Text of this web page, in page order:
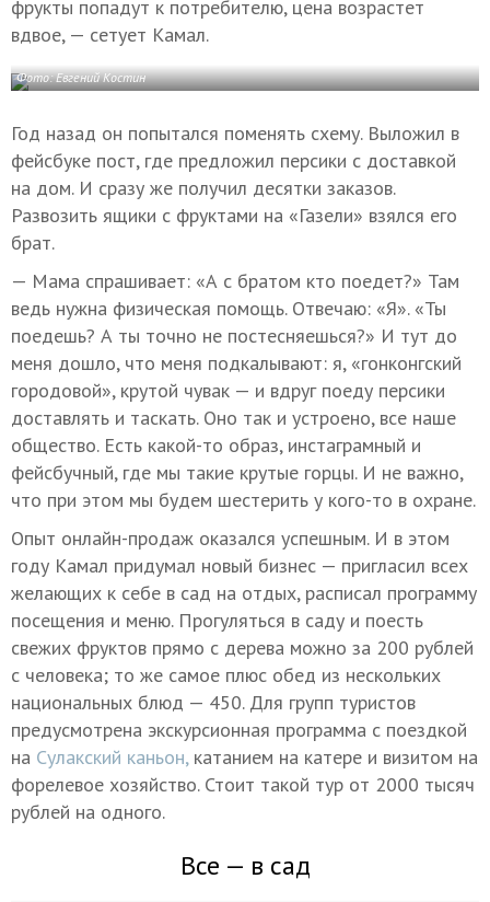
фрукты попадут к потребителю, цена возрастет
вдвое, — сетует Камал.
Фото: Евгений Костин
Год назад он попытался поменять схему. Выложил в
фейсбуке пост, где предложил персики с доставкой
на дом. И сразу же получил десятки заказов.
Развозить ящики с фруктами на «Газели» взялся его
брат.
— Мама спрашивает: «А с братом кто поедет?» Там
ведь нужна физическая помощь. Отвечаю: «Я». «Ты
поедешь? А ты точно не постесняешься?» И тут до
меня дошло, что меня подкалывают: я, «гонконгский
городовой», крутой чувак — и вдруг поеду персики
доставлять и таскать. Оно так и устроено, все наше
общество. Есть какой-то образ, инстаграмный и
фейсбучный, где мы такие крутые горцы. И не важно,
что при этом мы будем шестерить у кого-то в охране.
Опыт онлайн-продаж оказался успешным. И в этом
году Камал придумал новый бизнес — пригласил всех
желающих к себе в сад на отдых, расписал программу
посещения и меню. Прогуляться в саду и поесть
свежих фруктов прямо с дерева можно за 200 рублей
с человека; то же самое плюс обед из нескольких
национальных блюд — 450. Для групп туристов
предусмотрена экскурсионная программа с поездкой
на Сулакский каньон,катанием на катере и визитом на
форелевое хозяйство. Стоит такой тур от 2000 тысяч
рублей на одного.
Все — в сад